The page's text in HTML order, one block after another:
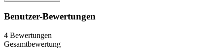
Benutzer-Bewertungen
4 Bewertungen
Gesamtbewertung